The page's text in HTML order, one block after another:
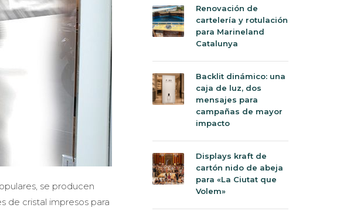
se producen
de cristal impresos para
Renovación de
cartelería y rotulación
para Marineland
Catalunya
Backlit dinámico: una
caja de luz, dos
mensajes para
campañas de mayor
impacto
Displays kraft de
cartón nido de abeja
para «La Ciutat que
Volem»